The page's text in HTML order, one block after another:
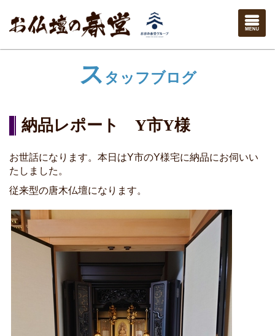
ス タッフブログ
納品レポート Y市Y様
お世話になります。本日はY市のY様宅に納品にお伺いい
たしました。
従来型の唐木仏壇になります。